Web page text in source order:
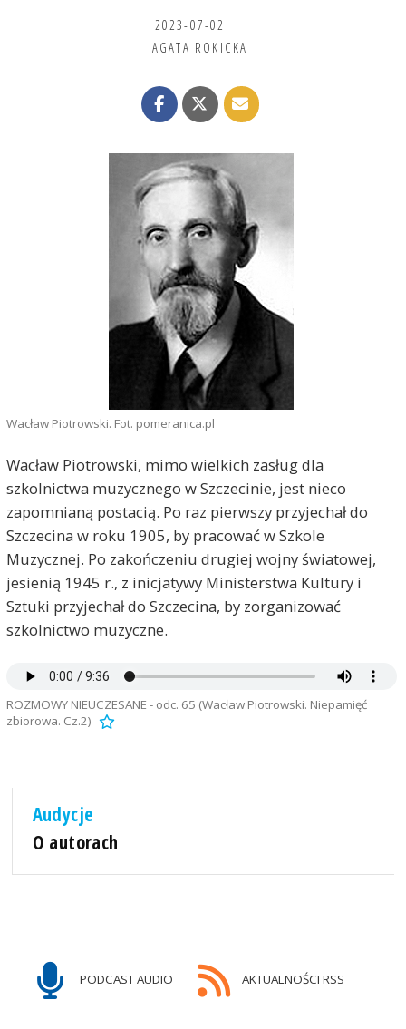
2023-07-02
AGATA ROKICKA
Wacław Piotrowski. Fot. pomeranica.pl
Wacław Piotrowski, mimo wielkich zasług dla
szkolnictwa muzycznego w Szczecinie, jest nieco
zapomnianą postacią. Po raz pierwszy przyjechał do
Szczecina w roku 1905, by pracować w Szkole
Muzycznej. Po zakończeniu drugiej wojny światowej,
jesienią 1945 r., z inicjatywy Ministerstwa Kultury i
Sztuki przyjechał do Szczecina, by zorganizować
szkolnictwo muzyczne.
ROZMOWY NIEUCZESANE - odc. 65 (Wacław Piotrowski. Niepamięć
zbiorowa. Cz.2)
Audycje
O autorach
PODCAST AUDIO AKTUALNOŚCI RSS